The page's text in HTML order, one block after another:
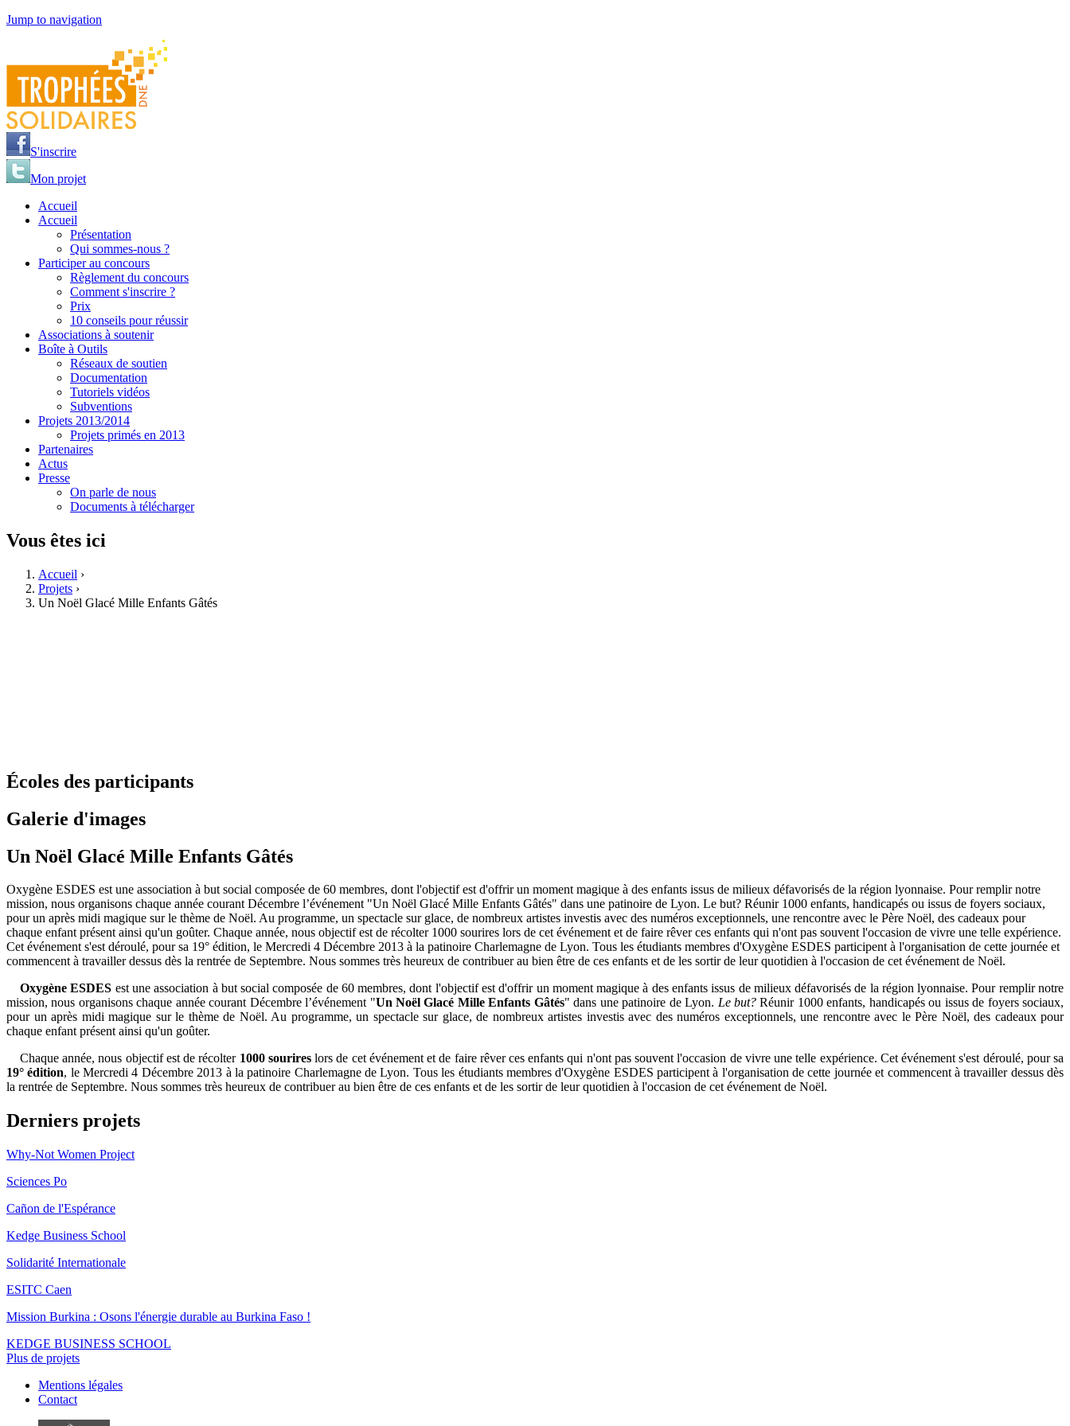
Jump to navigation
S'inscrire
Mon projet
Accueil
Accueil
Présentation
Qui sommes-nous ?
Participer au concours
Règlement du concours
Comment s'inscrire ?
Prix
10 conseils pour réussir
Associations à soutenir
Boîte à Outils
Réseaux de soutien
Documentation
Tutoriels vidéos
Subventions
Projets 2013/2014
Projets primés en 2013
Partenaires
Actus
Presse
On parle de nous
Documents à télécharger
Vous êtes ici
Accueil ›
Projets ›
Un Noël Glacé Mille Enfants Gâtés
Écoles des participants
Galerie d'images
Un Noël Glacé Mille Enfants Gâtés
Oxygène ESDES est une association à but social composée de 60 membres, dont l'objectif est d'offrir un moment magique à des enfants issus de milieux défavorisés de la région lyonnaise. Pour remplir notre
mission, nous organisons chaque année courant Décembre l’événement "Un Noël Glacé Mille Enfants Gâtés" dans une patinoire de Lyon. Le but? Réunir 1000 enfants, handicapés ou issus de foyers sociaux,
pour un après midi magique sur le thème de Noël. Au programme, un spectacle sur glace, de nombreux artistes investis avec des numéros exceptionnels, une rencontre avec le Père Noël, des cadeaux pour
chaque enfant présent ainsi qu'un goûter. Chaque année, nous objectif est de récolter 1000 sourires lors de cet événement et de faire rêver ces enfants qui n'ont pas souvent l'occasion de vivre une telle expérience.
Cet événement s'est déroulé, pour sa 19° édition, le Mercredi 4 Décembre 2013 à la patinoire Charlemagne de Lyon. Tous les étudiants membres d'Oxygène ESDES participent à l'organisation de cette journée et
commencent à travailler dessus dès la rentrée de Septembre. Nous sommes très heureux de contribuer au bien être de ces enfants et de les sortir de leur quotidien à l'occasion de cet événement de Noël.
Oxygène ESDES est une association à but social composée de 60 membres, dont l'objectif est d'offrir un moment magique à des enfants issus de milieux défavorisés de la région lyonnaise. Pour remplir notre
mission, nous organisons chaque année courant Décembre l’événement "Un Noël Glacé Mille Enfants Gâtés" dans une patinoire de Lyon. Le but? Réunir 1000 enfants, handicapés ou issus de foyers sociaux,
pour un après midi magique sur le thème de Noël. Au programme, un spectacle sur glace, de nombreux artistes investis avec des numéros exceptionnels, une rencontre avec le Père Noël, des cadeaux pour
chaque enfant présent ainsi qu'un goûter.
Chaque année, nous objectif est de récolter 1000 sourireslors de cet événement et de faire rêver ces enfants qui n'ont pas souvent l'occasion de vivre une telle expérience. Cet événement s'est déroulé, pour sa
19° édition, le Mercredi 4 Décembre 2013 à la patinoire Charlemagne de Lyon. Tous les étudiants membres d'Oxygène ESDES participent à l'organisation de cette journée et commencent à travailler dessus dès
la rentrée de Septembre. Nous sommes très heureux de contribuer au bien être de ces enfants et de les sortir de leur quotidien à l'occasion de cet événement de Noël.
Derniers projets
Why-Not Women Project
Sciences Po
Cañon de l'Espérance
Kedge Business School
Solidarité Internationale
ESITC Caen
Mission Burkina : Osons l'énergie durable au Burkina Faso !
KEDGE BUSINESS SCHOOL
Plus de projets
Mentions légales
Contact